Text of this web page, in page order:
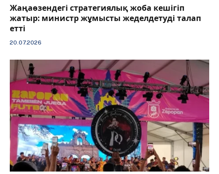
Жаңаөзендегі стратегиялық жоба кешігіп
жатыр: министр жұмысты жеделдетуді талап
етті
20.07.2026